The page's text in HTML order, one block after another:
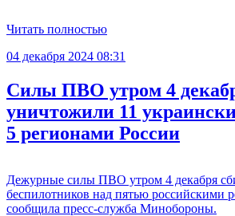
Читать полностью
04 декабря 2024 08:31
Силы ПВО утром 4
уничтожили 11
5 регионами России
Дежурные силы ПВО утром 4 декабря
беспилотников над пятью российскими
сообщила пресс-служба Минобороны.